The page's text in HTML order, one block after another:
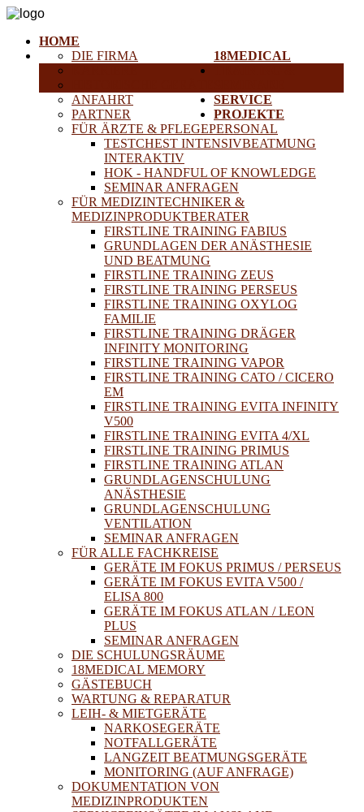
HOME
18MEDICAL
DIE FIRMA
ANFAHRT
PARTNER
FÜR ÄRZTE & PFLEGEPERSONAL
TESTCHEST INTENSIVBEATMUNG
INTERAKTIV
HOK - HANDFUL OF KNOWLEDGE
SEMINAR ANFRAGEN
FÜR MEDIZINTECHNIKER &
MEDIZINPRODUKTBERATER
FIRSTLINE TRAINING FABIUS
GRUNDLAGEN DER ANÄSTHESIE
UND BEATMUNG
FIRSTLINE TRAINING ZEUS
FIRSTLINE TRAINING PERSEUS
FIRSTLINE TRAINING OXYLOG
FAMILIE
FIRSTLINE TRAINING DRÄGER
INFINITY MONITORING
FIRSTLINE TRAINING VAPOR
FIRSTLINE TRAINING CATO / CICERO
EM
FIRSTLINE TRAINING EVITA INFINITY
V500
FIRSTLINE TRAINING EVITA 4/XL
FIRSTLINE TRAINING PRIMUS
FIRSTLINE TRAINING ATLAN
GRUNDLAGENSCHULUNG
ANÄSTHESIE
GRUNDLAGENSCHULUNG
VENTILATION
SEMINAR ANFRAGEN
FÜR ALLE FACHKREISE
GERÄTE IM FOKUS PRIMUS / PERSEUS
GERÄTE IM FOKUS EVITA V500 /
ELISA 800
GERÄTE IM FOKUS ATLAN / LEON
PLUS
SEMINAR ANFRAGEN
DIE SCHULUNGSRÄUME
18MEDICAL MEMORY
GÄSTEBUCH
SERVICE
WARTUNG & REPARATUR
LEIH- & MIETGERÄTE
NARKOSEGERÄTE
NOTFALLGERÄTE
LANGZEIT BEATMUNGSGERÄTE
MONITORING (AUF ANFRAGE)
DOKUMENTATION VON
MEDIZINPRODUKTEN
PROJEKTE